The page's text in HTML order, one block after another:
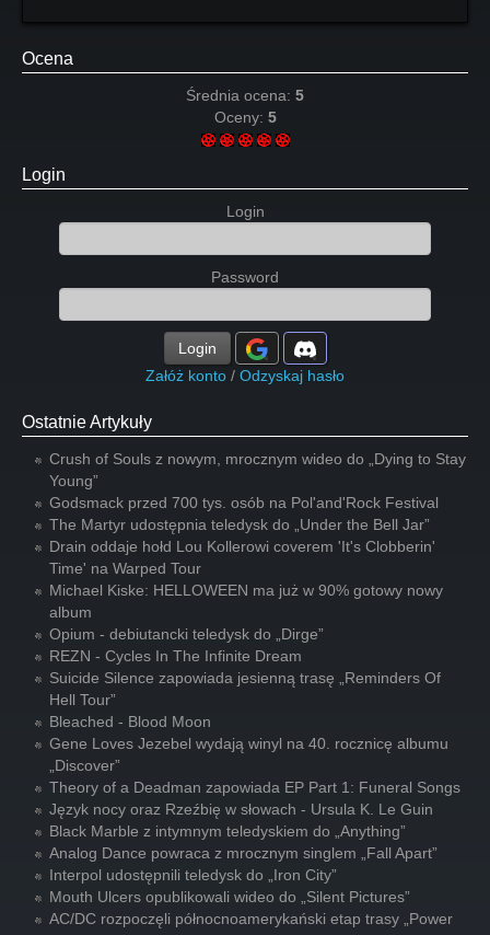
Ocena
Średnia ocena: 5
Oceny: 5
Login
Login
Password
Login
Załóż konto / Odzyskaj hasło
Ostatnie Artykuły
Crush of Souls z nowym, mrocznym wideo do „Dying to Stay
Young”
Godsmack przed 700 tys. osób na Pol'and'Rock Festival
The Martyr udostępnia teledysk do „Under the Bell Jar”
Drain oddaje hołd Lou Kollerowi coverem 'It's Clobberin'
Time' na Warped Tour
Michael Kiske: HELLOWEEN ma już w 90% gotowy nowy
album
Opium - debiutancki teledysk do „Dirge”
REZN - Cycles In The Infinite Dream
Suicide Silence zapowiada jesienną trasę „Reminders Of
Hell Tour”
Bleached - Blood Moon
Gene Loves Jezebel wydają winyl na 40. rocznicę albumu
„Discover”
Theory of a Deadman zapowiada EP Part 1: Funeral Songs
Język nocy oraz Rzeźbię w słowach - Ursula K. Le Guin
Black Marble z intymnym teledyskiem do „Anything”
Analog Dance powraca z mrocznym singlem „Fall Apart”
Interpol udostępnili teledysk do „Iron City”
Mouth Ulcers opublikowali wideo do „Silent Pictures”
AC/DC rozpoczęli północnoamerykański etap trasy „Power